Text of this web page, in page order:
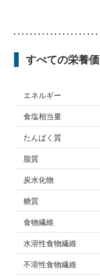
すべての栄養価
エネルギー
食塩相当量
たんぱく質
脂質
炭水化物
糖質
食物繊維
水溶性食物繊維
不溶性食物繊維